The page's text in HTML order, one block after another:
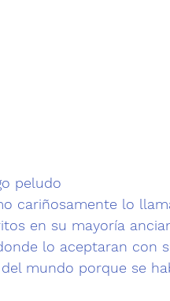
cariñosamente lo
en su mayoría
lo aceptaran con
mundo porque se